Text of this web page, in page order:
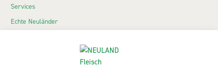
Services
Echte Neuländer
NEULAND-Produkte